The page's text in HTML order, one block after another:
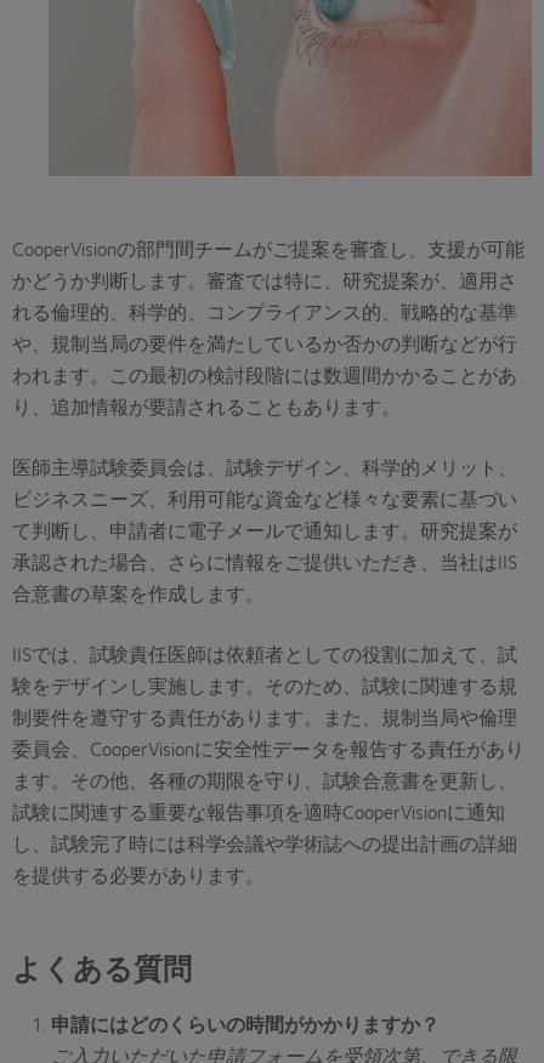
CooperVisionの部門間チームがご提案を審査し、支援が可能
かどうか判断します。審査では特に、研究提案が、適用さ
れる倫理的、科学的、コンプライアンス的、戦略的な基準
や、規制当局の要件を満たしているか否かの判断などが行
われます。この最初の検討段階には数週間かかることがあ
り、追加情報が要請されることもあります。
医師主導試験委員会は、試験デザイン、科学的メリット、
ビジネスニーズ、利用可能な資金など様々な要素に基づい
て判断し、申請者に電子メールで通知します。研究提案が
承認された場合、さらに情報をご提供いただき、当社はIIS
合意書の草案を作成します。
IISでは、試験責任医師は依頼者としての役割に加えて、試
験をデザインし実施します。そのため、試験に関連する規
制要件を遵守する責任があります。また、規制当局や倫理
委員会、CooperVisionに安全性データを報告する責任があり
ます。その他、各種の期限を守り、試験合意書を更新し、
試験に関連する重要な報告事項を適時CooperVisionに通知
し、試験完了時には科学会議や学術誌への提出計画の詳細
を提供する必要があります。
よくある質問
申請にはどのくらいの時間がかかりますか？
ご入力いただいた申請フォームを受領次第、できる限